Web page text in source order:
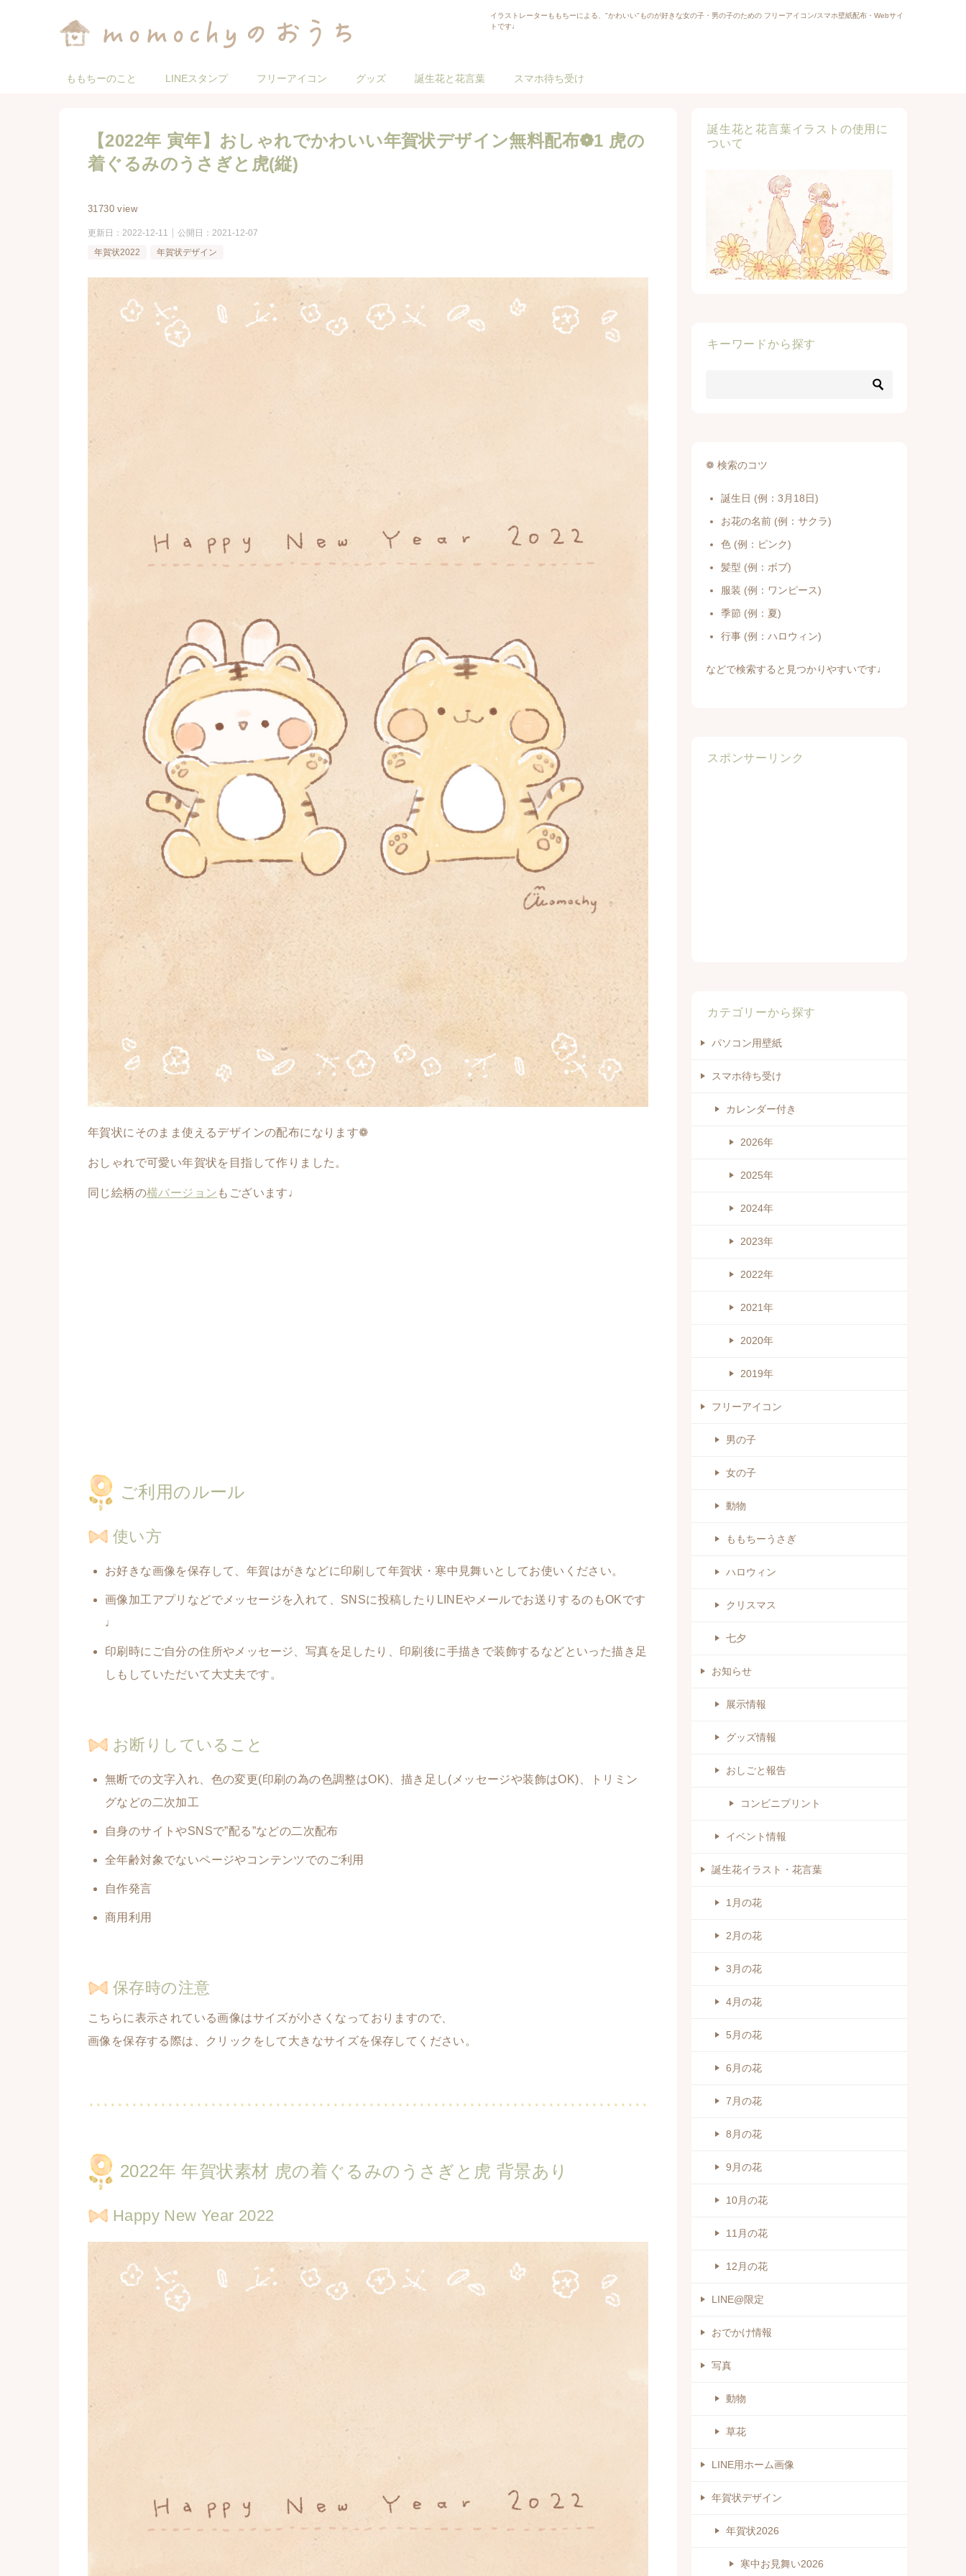
イラストレーターももちーによる、"かわいい"ものが好きな女の子・男の子のための フリーアイコン/スマホ壁紙配布・Webサイ
トです♩
ももちーのこと LINEスタンプ フリーアイコン グッズ 誕生花と花言葉 スマホ待ち受け
【2022年 寅年】おしゃれでかわいい年賀状デザイン無料配布❁1 虎の
着ぐるみのうさぎと虎(縦)
31730 view
更新日： 2022-12-11 公開日： 2021-12-07
年賀状2022
年賀状デザイン
年賀状にそのまま使えるデザインの配布になります❁
おしゃれで可愛い年賀状を目指して作りました。
同じ絵柄の横バージョン もございます♩
ご利用のルール
使い方
お好きな画像を保存して、年賀はがきなどに印刷して年賀状・寒中見舞いとしてお使いください。
画像加工アプリなどでメッセージを入れて、SNSに投稿したりLINEやメールでお送りするのもOKです
♩
印刷時にご自分の住所やメッセージ、写真を足したり、 印刷後に手描きで装飾するなどといった描き足
しもしていただいて大丈夫です。
お断りしていること
無断での文字入れ、色の変更(印刷の為の色調整はOK)、描き足し(メッセージや装飾はOK)、トリミン
グなどの二次加工
自身のサイトやSNSで”配る”などの二次配布
全年齢対象でないページやコンテンツでのご利用
自作発言
商用利用
保存時の注意
こちらに表示されている画像はサイズが小さくなっておりますので、
画像を保存する際は、クリックをして大きなサイズを保存してください。
2022年 年賀状素材 虎の着ぐるみのうさぎと虎 背景あり
Happy New Year 2022
誕生花と花言葉イラストの使用に
ついて
キーワードから探す
❁ 検索のコツ
誕生日 (例：3月18日)
お花の名前 (例：サクラ)
色 (例：ピンク)
髪型 (例：ボブ)
服装 (例：ワンピース)
季節 (例：夏)
行事 (例：ハロウィン)
などで検索すると見つかりやすいです♩
スポンサーリンク
カテゴリーから探す
パソコン用壁紙
スマホ待ち受け
カレンダー付き
2026年
2025年
2024年
2023年
2022年
2021年
2020年
2019年
フリーアイコン
男の子
女の子
動物
ももちーうさぎ
ハロウィン
クリスマス
七夕
お知らせ
展示情報
グッズ情報
おしごと報告
コンビニプリント
イベント情報
誕生花イラスト・花言葉
1月の花
2月の花
3月の花
4月の花
5月の花
6月の花
7月の花
8月の花
9月の花
10月の花
11月の花
12月の花
LINE@限定
おでかけ情報
写真
動物
草花
LINE用ホーム画像
年賀状デザイン
年賀状2026
寒中お見舞い2026